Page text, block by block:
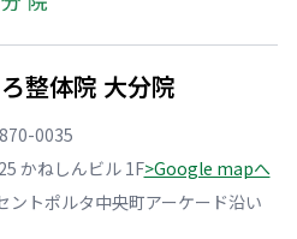
整体院 大分院
0035
かねしんビル 1F>Google mapへ
ントポルタ中央町アーケード沿い